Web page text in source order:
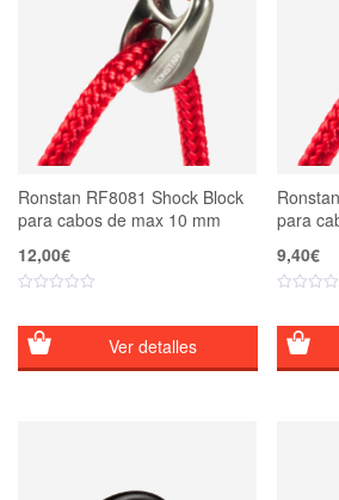
Ronstan RF8081 Shock Block
para cabos de max 10 mm
12,00€
Ver detalles
para
9,40€